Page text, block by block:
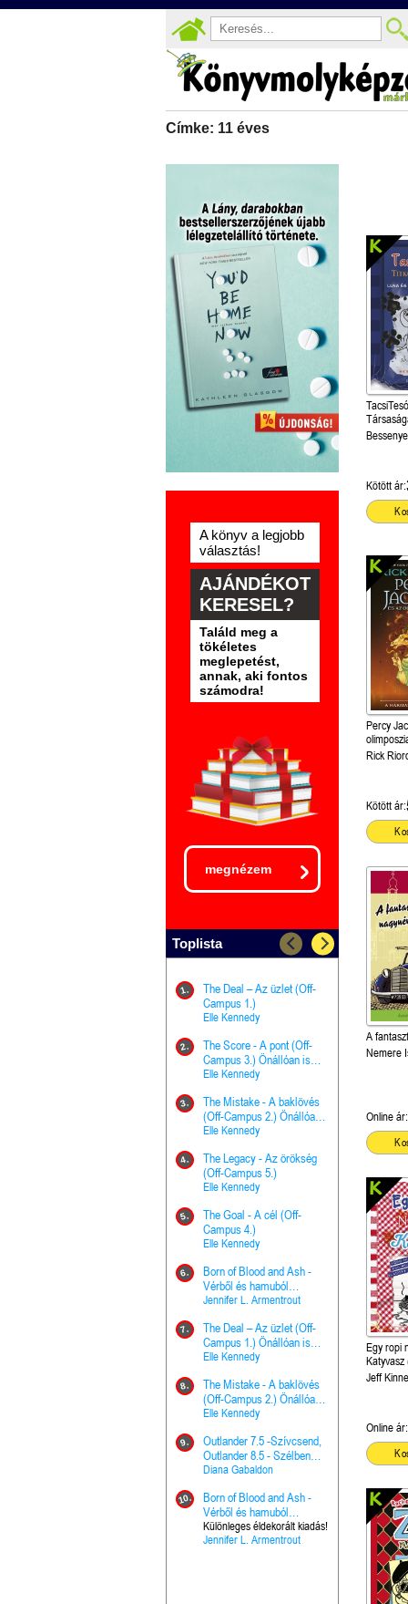
Címke: 11 éves
A könyv a legjobb
választás!
AJÁNDÉKOT
KERESEL?
Találd meg a
tökéletes
meglepetést,
annak, aki fontos
számodra!
megnézem
Toplista
1.
The Deal – Az üzlet (Off-
Campus 1.)
Elle Kennedy
2.
The Score - A pont (Off-
Campus 3.) Önállóan is
olvasható!
Elle Kennedy
3.
The Mistake - A baklövés
(Off-Campus 2.) Önállóan
is olvasható!
Elle Kennedy
4.
The Legacy - Az örökség
(Off-Campus 5.)
Elle Kennedy
5.
The Goal - A cél (Off-
Campus 4.)
Elle Kennedy
6.
Born of Blood and Ash -
Vérből és hamuból
született (Hús és tűz 4.)
Jennifer L. Armentrout
7.
The Deal – Az üzlet (Off-
Campus 1.) Önállóan is
olvasható!
Elle Kennedy
8.
The Mistake - A baklövés
(Off-Campus 2.) Önállóan
is olvasható!
Elle Kennedy
9.
Outlander 7.5 -Szívcsend,
Outlander 8.5 - Szélben
sodródó falevél
Diana Gabaldon
10.
Born of Blood and Ash -
Vérből és hamuból
született (Hús és tűz 4.)
Különleges éldekorált kiadás!
Jennifer L. Armentrout
The Goal
Campus
olvasható!
Elle
Grace
Kegyelem
Campus 3.)
Elle
(A csont
Harper L.
The
the Priest - Vallomások: A
Pap
Ella Frank
Ashen
trón
kiadás!
Marie
A téli
munkafüzet
Bayné
Krónikák
Kresley
Ashen
trón
Outlander
sodródó
Diana
őrült doki
Kötött ár:
Percy
istennő
Rick
Kötött ár:
A
Nemere
Online ár:
Egy ropi
Katyvasz
Jeff
Online ár: